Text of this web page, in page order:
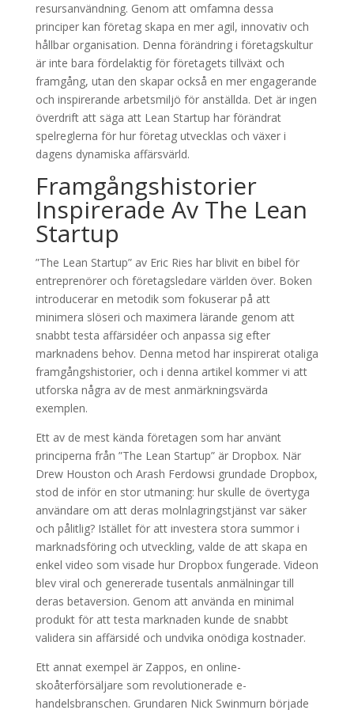
resursanvändning. Genom att omfamna dessa
principer kan företag skapa en mer agil, innovativ och
hållbar organisation. Denna förändring i företagskultur
är inte bara fördelaktig för företagets tillväxt och
framgång, utan den skapar också en mer engagerande
och inspirerande arbetsmiljö för anställda. Det är ingen
överdrift att säga att Lean Startup har förändrat
spelreglerna för hur företag utvecklas och växer i
dagens dynamiska affärsvärld.
Framgångshistorier
Inspirerade Av The Lean
Startup
”The Lean Startup” av Eric Ries har blivit en bibel för
entreprenörer och företagsledare världen över. Boken
introducerar en metodik som fokuserar på att
minimera slöseri och maximera lärande genom att
snabbt testa affärsidéer och anpassa sig efter
marknadens behov. Denna metod har inspirerat otaliga
framgångshistorier, och i denna artikel kommer vi att
utforska några av de mest anmärkningsvärda
exemplen.
Ett av de mest kända företagen som har använt
principerna från ”The Lean Startup” är Dropbox. När
Drew Houston och Arash Ferdowsi grundade Dropbox,
stod de inför en stor utmaning: hur skulle de övertyga
användare om att deras molnlagringstjänst var säker
och pålitlig? Istället för att investera stora summor i
marknadsföring och utveckling, valde de att skapa en
enkel video som visade hur Dropbox fungerade. Videon
blev viral och genererade tusentals anmälningar till
deras betaversion. Genom att använda en minimal
produkt för att testa marknaden kunde de snabbt
validera sin affärsidé och undvika onödiga kostnader.
Ett annat exempel är Zappos, en online-
skoåterförsäljare som revolutionerade e-
handelsbranschen. Grundaren Nick Swinmurn började